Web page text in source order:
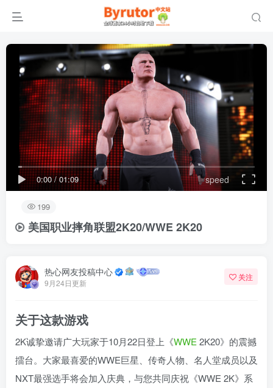
0:00/01:09 speed
199
美国职业摔角联盟2K20/WWE 2K20
热心网友投稿中心
9月24日更新
关注
关于这款游戏
2K诚挚邀请广大玩家于10月22日登上《WWE 2K20》的震撼
擂台。大家最喜爱的WWE巨星、传奇人物、名人堂成员以及
NXT最强选手将会加入庆典，与您共同庆祝《WWE 2K》系